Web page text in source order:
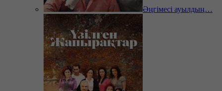
Әңгімесі ауылдың…